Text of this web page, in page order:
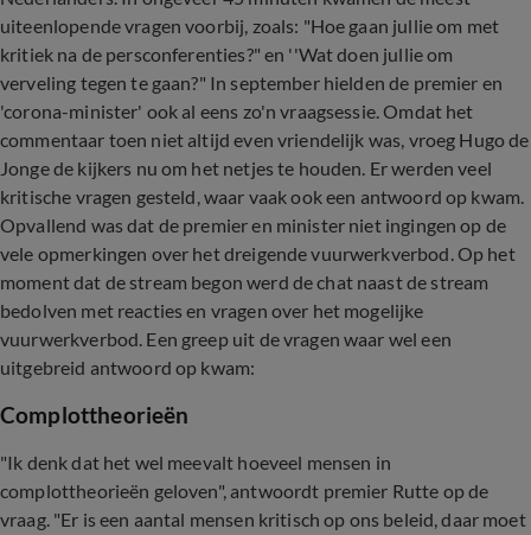
uiteenlopende vragen voorbij, zoals: "Hoe gaan jullie om met
kritiek na de persconferenties?" en ''Wat doen jullie om
verveling tegen te gaan?" In september hielden de premier en
'corona-minister' ook al eens zo'n vraagsessie. Omdat het
commentaar toen niet altijd even vriendelijk was, vroeg Hugo de
Jonge de kijkers nu om het netjes te houden. Er werden veel
kritische vragen gesteld, waar vaak ook een antwoord op kwam.
Opvallend was dat de premier en minister niet ingingen op de
vele opmerkingen over het dreigende vuurwerkverbod. Op het
moment dat de stream begon werd de chat naast de stream
bedolven met reacties en vragen over het mogelijke
vuurwerkverbod. Een greep uit de vragen waar wel een
uitgebreid antwoord op kwam:
Complottheorieën
"Ik denk dat het wel meevalt hoeveel mensen in
complottheorieën geloven", antwoordt premier Rutte op de
vraag. "Er is een aantal mensen kritisch op ons beleid, daar moet